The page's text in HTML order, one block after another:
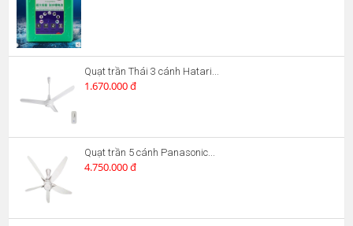
Quạt trần Thái 3 cánh Hatari...
1.670.000 đ
Quạt trần 5 cánh Panasonic...
4.750.000 đ